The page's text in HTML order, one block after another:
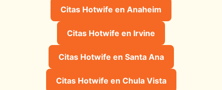
Citas Hotwife en Anaheim
Citas Hotwife en Irvine
Citas Hotwife en Santa Ana
Citas Hotwife en Chula Vista